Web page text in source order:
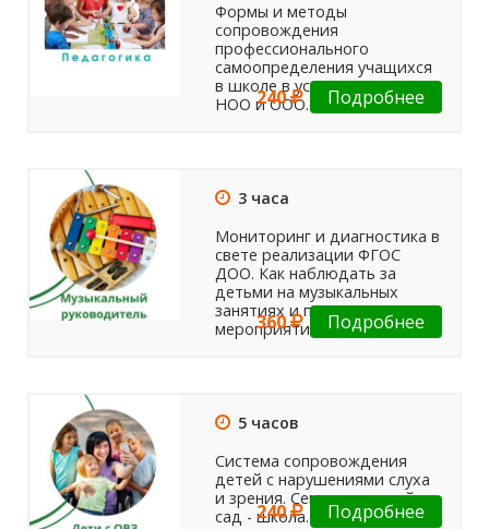
Формы и методы
сопровождения
профессионального
самоопределения учащихся
в школе в условиях ФГОС
НОО и ООО.
240 Подробнее
3 часа
Мониторинг и диагностика в
свете реализации ФГОС
ДОО. Как наблюдать за
детьми на музыкальных
занятиях и праздничных
мероприятиях?
360 Подробнее
5 часов
Система сопровождения
детей с нарушениями слуха
и зрения. Семья - детский
сад - школа.
240 Подробнее